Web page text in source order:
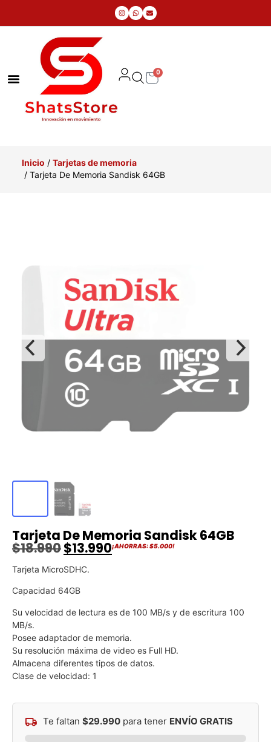
0
Inicio / Tarjetas de memoria
/ Tarjeta De Memoria Sandisk 64GB
Tarjeta De Memoria Sandisk 64GB
$18.990$13.990¡AHORRAS:$5.000!
Tarjeta MicroSDHC.
Capacidad 64GB
Su velocidad de lectura es de 100 MB/s y de escritura 100
MB/s.
Posee adaptador de memoria.
Su resolución máxima de video es Full HD.
Almacena diferentes tipos de datos.
Clase de velocidad: 1
Te faltan $29.990 para tener ENVÍO GRATIS